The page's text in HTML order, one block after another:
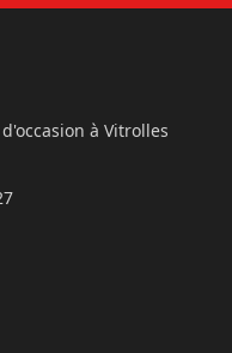
à Vitrolles